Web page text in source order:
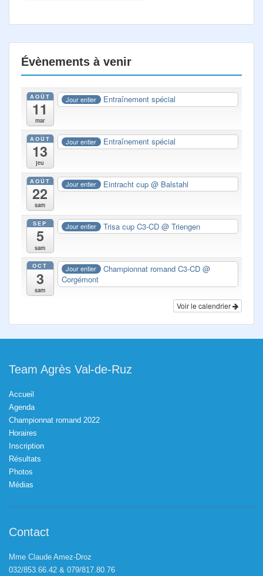
Évènements à venir
AOÛT
11
mar
Jour entier Entraînement spécial
AOÛT
13
jeu
Jour entier Entraînement spécial
AOÛT
22
sam
Jour entier Eintracht cup@ Balstahl
SEP
5
sam
Jour entier Trisa cup C3-CD@ Triengen
OCT
3
sam
Jour entier Championnat romand C3-CD@
Corgémont
Voir le calendrier
Team Agrès Val-de-Ruz
Accueil
Agenda
Championnat romand 2022
Horaires
Inscription
Résultats
Photos
Médias
Contact
Mme Claude Amez-Droz
032/853.66.42 & 079/817.80.76